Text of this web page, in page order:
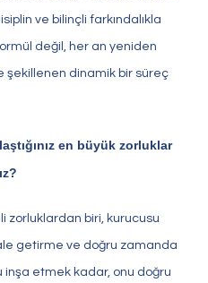
ve bilinçli farkındalıkla
değil, her an yeniden
şekillenen dinamik bir süreç
en büyük zorluklar
zorluklardan biri, kurucusu
getirme ve doğru zamanda
etmek kadar, onu doğru